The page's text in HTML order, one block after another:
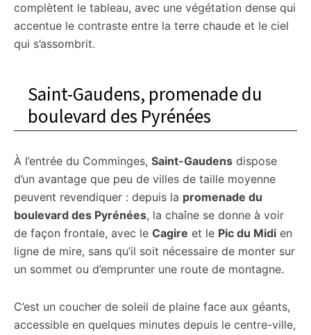
complètent le tableau, avec une végétation dense qui
accentue le contraste entre la terre chaude et le ciel
qui s’assombrit.
Saint-Gaudens, promenade du
boulevard des Pyrénées
À l’entrée du Comminges, Saint-Gaudens dispose
d’un avantage que peu de villes de taille moyenne
peuvent revendiquer : depuis la promenade du
boulevard des Pyrénées, la chaîne se donne à voir
de façon frontale, avec le Cagire et le Pic du Midi en
ligne de mire, sans qu’il soit nécessaire de monter sur
un sommet ou d’emprunter une route de montagne.
C’est un coucher de soleil de plaine face aux géants,
accessible en quelques minutes depuis le centre-ville,